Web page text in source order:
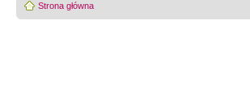
Strona główna